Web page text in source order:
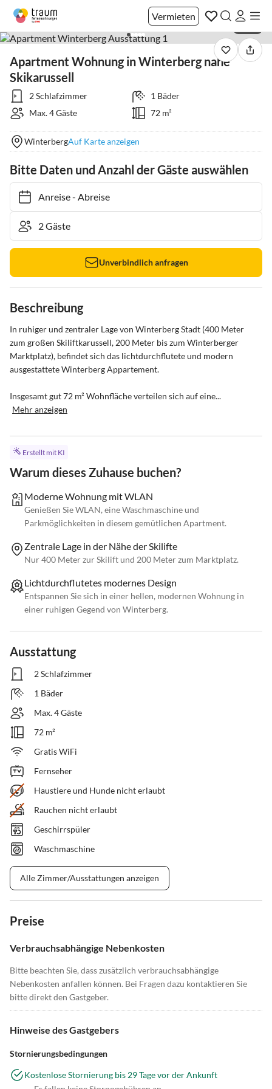
Vermieten
Apartment Wohnung in Winterberg nahe
Skikarussell
2 Schlafzimmer
1 Bäder
Max. 4 Gäste
72 m²
WinterbergAuf Karte anzeigen
Bitte Daten und Anzahl der Gäste auswählen
Anreise- Abreise
Unverbindlich anfragen
Beschreibung
In ruhiger und zentraler Lage von Winterberg Stadt (400 Meter
zum großen Skiliftkarussell, 200 Meter bis zum Winterberger
Marktplatz), befindet sich das lichtdurchflutete und modern
ausgestattete Winterberg Appartement.
Insgesamt gut 72 m² Wohnfläche verteilen sich auf eine...
Mehr anzeigen
Erstellt mit KI
Warum dieses Zuhause buchen?
Moderne Wohnung mit WLAN
Genießen Sie WLAN, eine Waschmaschine und
Parkmöglichkeiten in diesem gemütlichen Apartment.
Zentrale Lage in der Nähe der Skilifte
Nur 400 Meter zur Skilift und 200 Meter zum Marktplatz.
Lichtdurchflutetes modernes Design
Entspannen Sie sich in einer hellen, modernen Wohnung in
einer ruhigen Gegend von Winterberg.
Ausstattung
2 Schlafzimmer
1 Bäder
Max. 4 Gäste
72 m²
Gratis WiFi
Fernseher
Haustiere und Hunde nicht erlaubt
Rauchen nicht erlaubt
Geschirrspüler
Waschmaschine
Alle Zimmer/Ausstattungen anzeigen
Preise
Verbrauchsabhängige Nebenkosten
Bitte beachten Sie, dass zusätzlich verbrauchsabhängige
Nebenkosten anfallen können. Bei Fragen dazu kontaktieren Sie
bitte direkt den Gastgeber.
Hinweise des Gastgebers
Stornierungsbedingungen
Kostenlose Stornierung bis 29 Tage vor der Ankunft